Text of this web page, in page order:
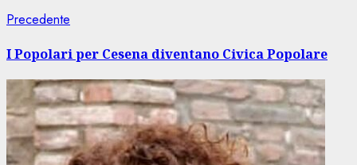
Navigazione
articolo
Precedente
I Popolari per Cesena diventano Civica Popolare